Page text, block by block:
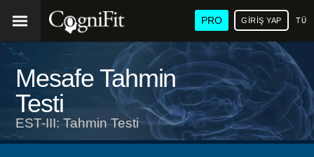
PRO GIRIŞ YAP
Mesafe Tahmin
Testi
EST-III: Tahmin Testi